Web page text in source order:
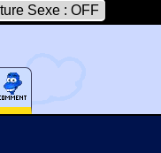
Sexe : OFF